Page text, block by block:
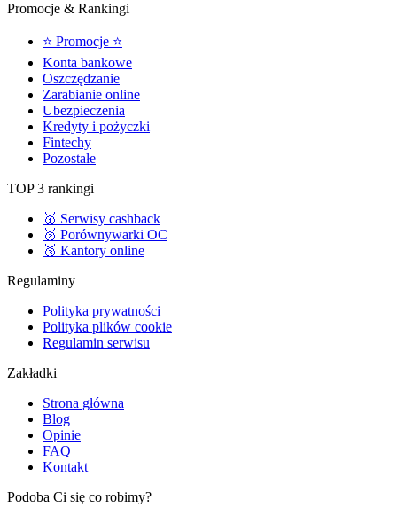
Promocje & Rankingi
⭐ Promocje ⭐
Konta bankowe
Oszczędzanie
Zarabianie online
Ubezpieczenia
Kredyty i pożyczki
Fintechy
Pozostałe
TOP 3 rankingi
🥇 Serwisy cashback
🥈 Porównywarki OC
🥉 Kantory online
Regulaminy
Polityka prywatności
Polityka plików cookie
Regulamin serwisu
Zakładki
Strona główna
Blog
Opinie
FAQ
Kontakt
Podoba Ci się co robimy?